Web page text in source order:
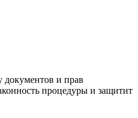
документов и прав
процедуры и защитит